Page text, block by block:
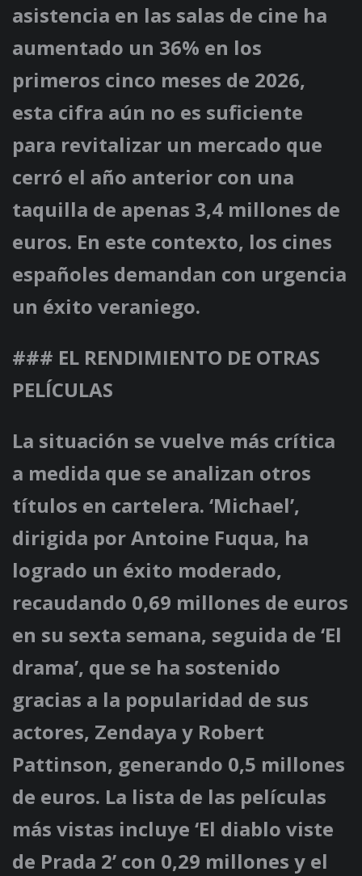
asistencia en las salas de cine ha
aumentado un 36% en los
primeros cinco meses de 2026,
esta cifra aún no es suficiente
para revitalizar un mercado que
cerró el año anterior con una
taquilla de apenas 3,4 millones de
euros. En este contexto, los cines
españoles demandan con urgencia
un éxito veraniego.
### EL RENDIMIENTO DE OTRAS
PELÍCULAS
La situación se vuelve más crítica
a medida que se analizan otros
títulos en cartelera. ‘Michael’,
dirigida por Antoine Fuqua, ha
logrado un éxito moderado,
recaudando 0,69 millones de euros
en su sexta semana, seguida de ‘El
drama’, que se ha sostenido
gracias a la popularidad de sus
actores, Zendaya y Robert
Pattinson, generando 0,5 millones
de euros. La lista de las películas
más vistas incluye ‘El diablo viste
de Prada 2’ con 0,29 millones y el